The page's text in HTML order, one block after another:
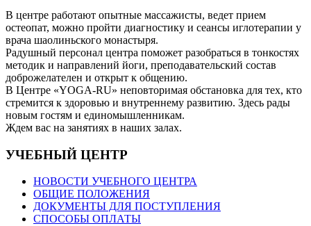
В центре работают опытные массажисты, ведет прием
остеопат, можно пройти диагностику и сеансы иглотерапии у
врача шаолиньского монастыря.
Радушный персонал центра поможет разобраться в тонкостях
методик и направлений йоги, преподавательский состав
доброжелателен и открыт к общению.
В Центре «YOGA-RU» неповторимая обстановка для тех, кто
стремится к здоровью и внутреннему развитию. Здесь рады
новым гостям и единомышленникам.
Ждем вас на занятиях в наших залах.
УЧЕБНЫЙ ЦЕНТР
НОВОСТИ УЧЕБНОГО ЦЕНТРА
ОБЩИЕ ПОЛОЖЕНИЯ
ДОКУМЕНТЫ ДЛЯ ПОСТУПЛЕНИЯ
СПОСОБЫ ОПЛАТЫ